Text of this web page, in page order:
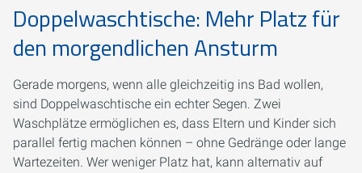
Doppelwaschtische: Mehr Platz für
den morgendlichen Ansturm
Gerade morgens, wenn alle gleichzeitig ins Bad wollen,
sind Doppelwaschtische ein echter Segen. Zwei
Waschplätze ermöglichen es, dass Eltern und Kinder sich
parallel fertig machen können – ohne Gedränge oder lange
Wartezeiten. Wer weniger Platz hat, kann alternativ auf